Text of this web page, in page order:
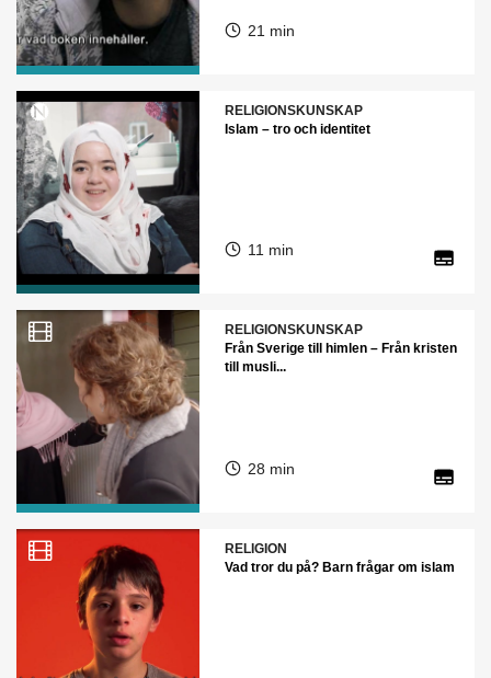
21 min
RELIGIONSKUNSKAP
Islam – tro och identitet
11 min
RELIGIONSKUNSKAP
Från Sverige till himlen – Från kristen
till musli...
28 min
RELIGION
Vad tror du på? Barn frågar om islam